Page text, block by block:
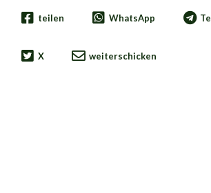
teilen WhatsApp
X weiterschicken